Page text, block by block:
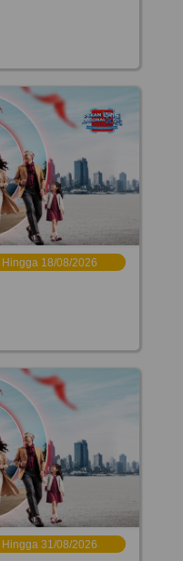
Hingga 18/08/2026
Hingga 31/08/2026